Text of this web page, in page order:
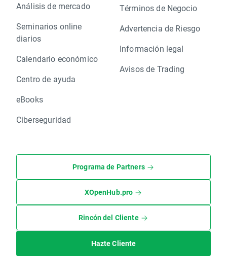
Análisis de mercado
Seminarios online
diarios
Calendario económico
Centro de ayuda
eBooks
Ciberseguridad
Términos de Negocio
Advertencia de Riesgo
Información legal
Avisos de Trading
Programa de Partners
XOpenHub.pro
Rincón del Cliente
Hazte Cliente